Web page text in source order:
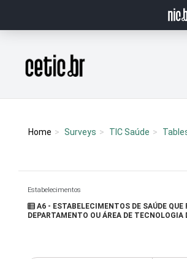
Página inicial
Home Surveys TIC Saúde
Estabelecimentos
A6 - ESTABELECIMENTOS DE SAÚDE QUE
DEPARTAMENTO OU ÁREA DE TECNOLOGIA